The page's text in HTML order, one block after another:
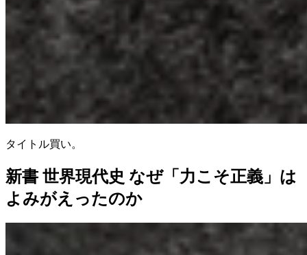
タイトル買い。
新書 世界現代史 なぜ「力こそ正義」は
よみがえったのか